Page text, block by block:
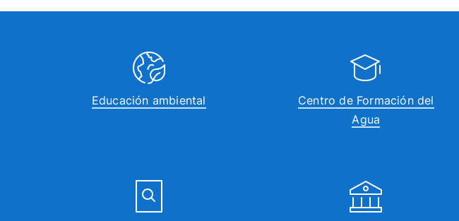
Educación ambiental
Centro de Formación del
Agua